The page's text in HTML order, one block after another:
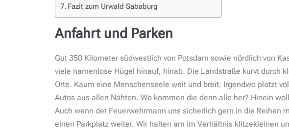
Fazit zum Urwald Sababurg
Anfahrt und Parken
Gut 350 Kilometer südwestlich von Potsdam sowie nördlich von
viele namenlose Hügel hinauf, hinab. Die Landstraße kurvt durch
Orte. Kaum eine Menschenseele weit und breit. Irgendwo platzt
Autos aus allen Nähten. Wo kommen die denn alle her? Hinein
Auch wenn der Feuerwehrmann uns sicherlich gern in die Reihen
einen Parkplatz weiter. Wir halten am im Verhältnis klitzekleinen